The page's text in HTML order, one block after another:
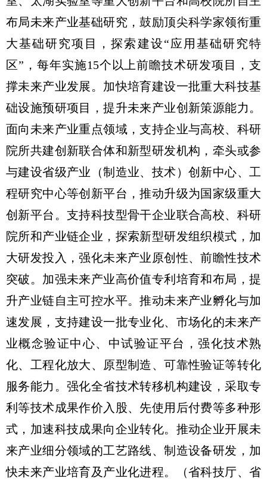
布局未来产业基础研究，鼓励顶尖科学家领衔重
大基础研究项目，探索建设“应用基础研究特
区”，每年实施15个以上前瞻技术研发项目，支
撑未来产业发展。加快培育建设一批重大科技基
础设施预研项目，提升未来产业创新策源能力。
面向未来产业重点领域，支持企业与高校、科研
院所共建创新联合体和新型研发机构，牵头或参
与建设省级产业（制造业、技术）创新中心、工
程研究中心等创新平台，推动升级为国家级重大
创新平台。支持科技型骨干企业联合高校、科研
院所和产业链企业，探索新型研发组织模式，加
大研发投入，强化未来产业原创性、前瞻性技术
突破。加强未来产业高价值专利培育和布局，提
升产业链自主可控水平。推动未来产业孵化与加
速发展，支持建设一批专业化、市场化的未来产
业概念验证中心、中试验证平台，强化技术熟
化、工程化放大、原型制造、可靠性验证等转化
服务能力。强化全省技术转移机构建设，采取专
利等技术成果作价入股、先使用后付费等多种形
式，加速科技成果向企业转化。推动企业开展未
来产业细分领域的工艺路线、制造设备研发，加
快未来产业培育及产业化进程。
（省科技厅、省